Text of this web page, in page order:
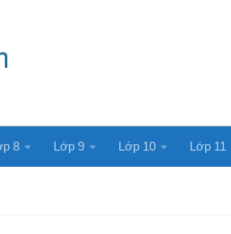
8 Lớp 9 Lớp 10 Lớp 11